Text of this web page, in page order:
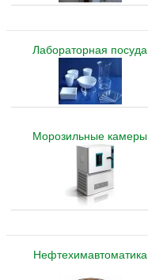
Лабораторная посуда
Морозильные камеры
Нефтехимавтоматика